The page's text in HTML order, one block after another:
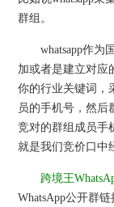
群组。
whatsapp作为国
加或者是建立对应
你的行业关键词，
员的手机号，然后
竞对的群组成员手
就是我们竞价口中
跨境王
WhatsApp公开群